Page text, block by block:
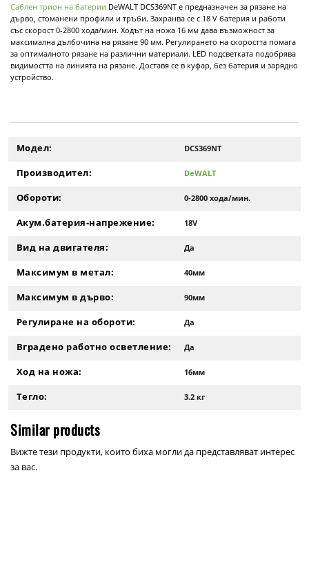
Саблен трион на батерии DeWALT DCS369NT е предназначен за рязане на
дърво, стоманени профили и тръби. Захранва се с 18 V батерия и работи
със скорост 0-2800 хода/мин. Ходът на ножа 16 мм дава възможност за
максимална дълбочина на рязане 90 мм. Регулирането на скоростта помага
за оптималното рязане на различни материали. LED подсветката подобрява
видимостта на линията на рязане. Доставя се в куфар, без батерия и зарядно
устройство.
Модел: DCS369NT
Производител: DeWALT
Обороти: 0-2800 хода/мин.
Акум.батерия-напрежение: 18V
Вид на двигателя: Да
Максимум в метал: 40мм
Максимум в дърво: 90мм
Регулиране на обороти: Да
Вградено работно осветление: Да
Ход на ножа: 16мм
Тегло: 3.2 кг
Similar products
Вижте тези продукти, които биха могли да представляват интерес
за вас.